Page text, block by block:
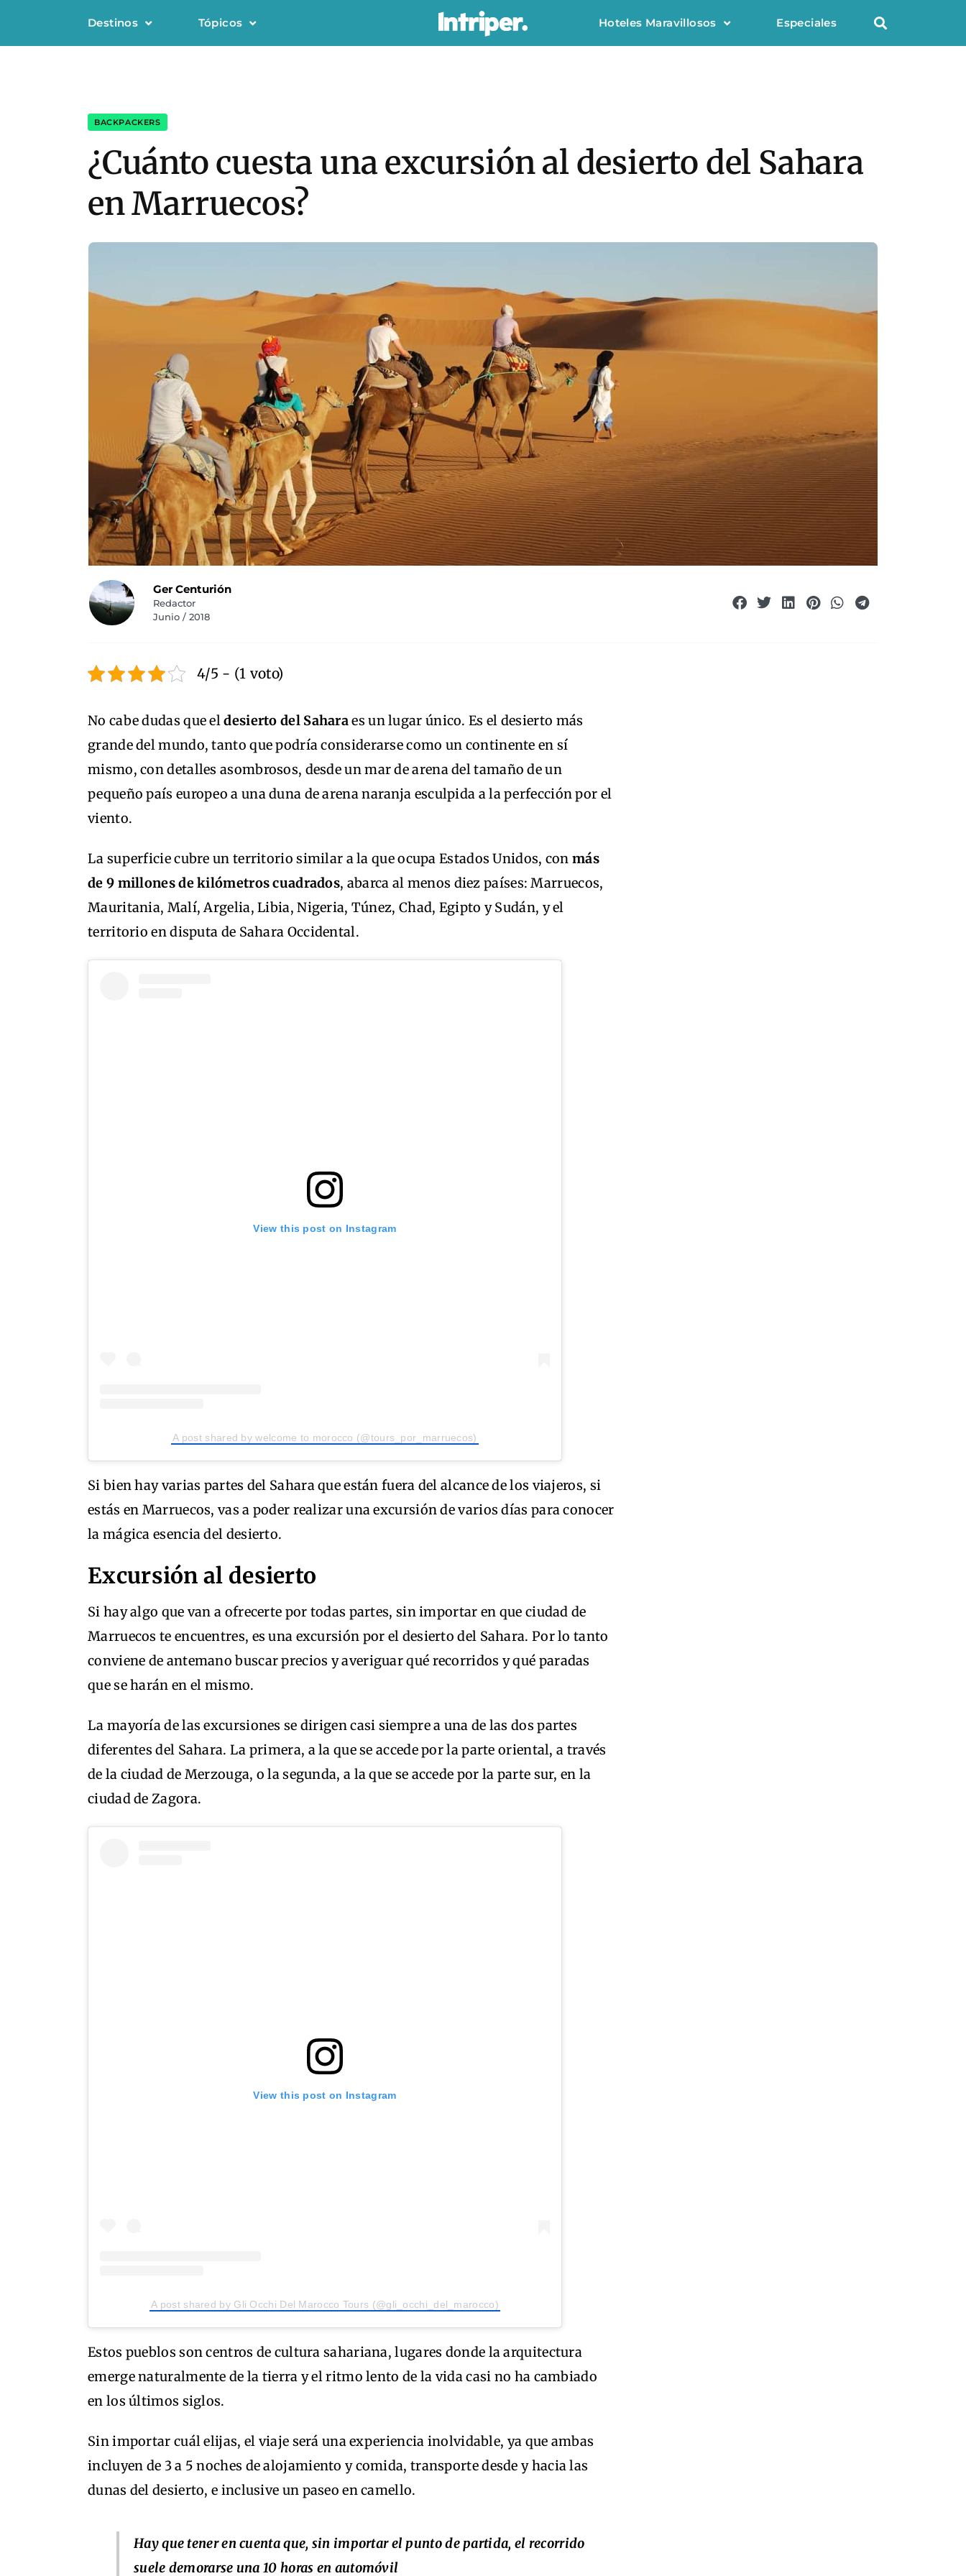
Destinos Tópicos Hoteles Maravillosos Especiales
BACKPACKERS
¿Cuánto cuesta una excursión al desierto del Sahara
en Marruecos?
Ger Centurión
Redactor
Junio / 2018
4/5 - (1 voto)
No cabe dudas que eldesierto del Saharaes un lugar único. Es el desierto más
grande del mundo, tanto que podría considerarse como un continente en sí
mismo, con detalles asombrosos, desde un mar de arena del tamaño de un
pequeño país europeo a una duna de arena naranja esculpida a la perfección por el
viento.
La superficie cubre un territorio similar a la que ocupa Estados Unidos, conmás
de 9 millones de kilómetros cuadrados, abarca al menos diez países: Marruecos,
Mauritania, Malí, Argelia, Libia, Nigeria, Túnez, Chad, Egipto y Sudán, y el
territorio en disputa de Sahara Occidental.
View this post on Instagram
A post shared by welcome to morocco (@tours_por_marruecos)
Si bien hay varias partes del Sahara que están fuera del alcance de los viajeros, si
estás en Marruecos, vas a poder realizar una excursión de varios días para conocer
la mágica esencia del desierto.
Excursión al desierto
Si hay algo que van a ofrecerte por todas partes, sin importar en que ciudad de
Marruecos te encuentres, es una excursión por el desierto del Sahara. Por lo tanto
conviene de antemano buscar precios y averiguar qué recorridos y qué paradas
que se harán en el mismo.
La mayoría de las excursiones se dirigen casi siempre a una de las dos partes
diferentes del Sahara. La primera, a la que se accede por la parte oriental, a través
de la ciudad de Merzouga, o la segunda, a la que se accede por la parte sur, en la
ciudad de Zagora.
View this post on Instagram
A post shared by Gli Occhi Del Marocco Tours (@gli_occhi_del_marocco)
Estos pueblos son centros de cultura sahariana, lugares donde la arquitectura
emerge naturalmente de la tierra y el ritmo lento de la vida casi no ha cambiado
en los últimos siglos.
Sin importar cuál elijas, el viaje será una experiencia inolvidable, ya que ambas
incluyen de 3 a 5 noches de alojamiento y comida, transporte desde y hacia las
dunas del desierto, e inclusive un paseo en camello.
Hay que tener en cuenta que, sin importar el punto de partida, el recorrido
suele demorarse una 10 horas en automóvil